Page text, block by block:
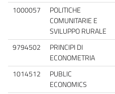
1000057
POLITICHE
COMUNITARIE E
SVILUPPO RURALE
9794502
PRINCIPI DI
ECONOMETRIA
1014512
PUBLIC
ECONOMICS